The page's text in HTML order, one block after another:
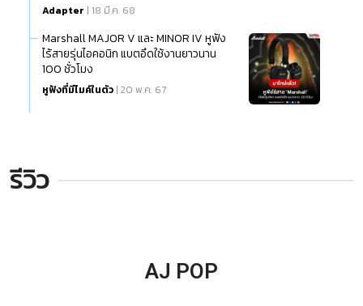
Adapter | 18 มี.ค. 68
Marshall MAJOR V และ MINOR IV หูฟัง
ไร้สายรุ่นไอคอนิก แบตอึดใช้งานยาวนาน
100 ชั่วโมง
หูฟังที่มีไมค์ในตัว | 20 พ.ค. 67
รีวิว
AJ POP